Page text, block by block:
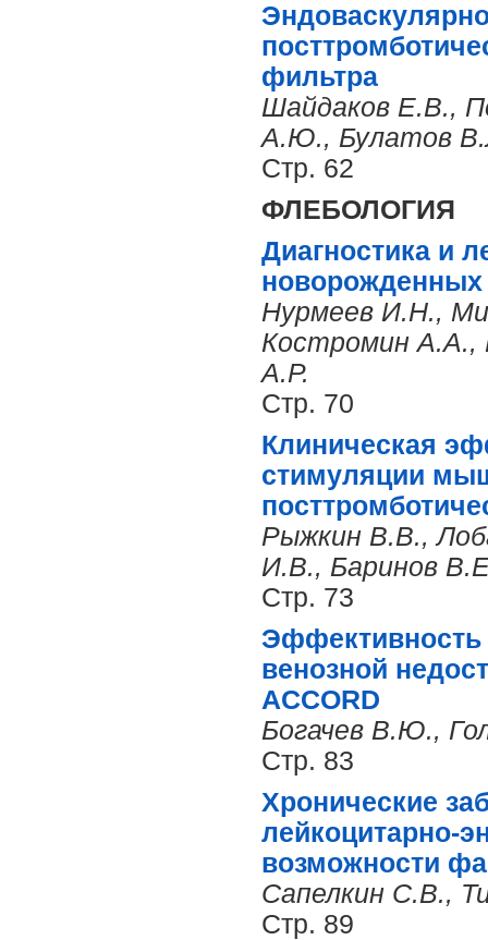
фильтра
Шайдаков Е.В.,
А.Ю., Булатов
Стр. 62
ФЛЕБОЛОГИЯ
Диагностика и
новорожденных
Нурмеев И.Н.,
Костромин А.А.,
А.Р.
Стр. 70
Клиническая
стимуляции
Рыжкин В.В.,
И.В., Баринов
Стр. 73
Эффективность
венозной
ACCORD
Богачев В.Ю.,
Стр. 83
Хронические
лейкоцитарно-
возможности
Сапелкин С.В.,
Стр. 89